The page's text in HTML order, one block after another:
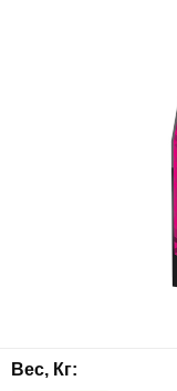
Вес, Кг: